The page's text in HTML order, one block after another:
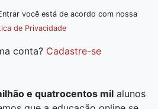
você está de acordo com nossa
de Privacidade
conta? Cadastre-se
e quatrocentos mil alunos